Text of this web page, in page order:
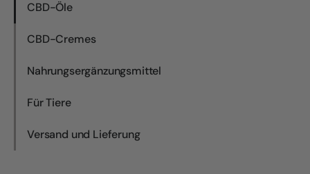
CBD-Öle
CBD-Cremes
Nahrungsergänzungsmittel
Für Tiere
Versand und Lieferung